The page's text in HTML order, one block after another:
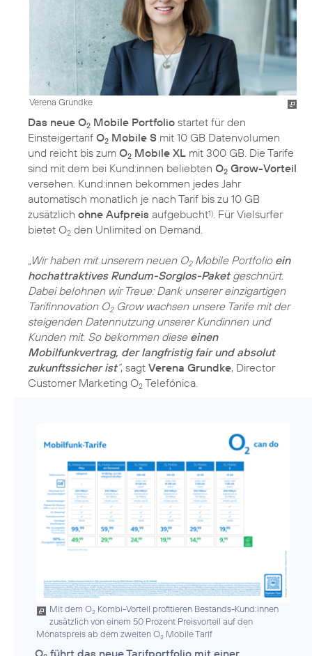
Verena Grundke
Das neue O2 Mobile Portfolio startet für den
Einsteigertarif O2 Mobile S mit 10 GB Datenvolumen
und reicht bis zum O2 Mobile XL mit 300 GB. Die Tarife
sind mit dem bei Kund:innen beliebten O2 Grow-Vorteil
versehen. Kund:innen bekommen jedes Jahr
automatisch monatlich je nach Tarif bis zu 10 GB
zusätzlich ohne Aufpreis aufgebucht1) . Für Vielsurfer
bietet O2 den Unlimited on Demand.
„Wir haben mit unserem neuen O2Mobile Portfolio ein
hochattraktives Rundum-Sorglos-Paketgeschnürt.
Dabei belohnen wir Treue: Dank unserer einzigartigen
Tarifinnovation O2Grow wachsen unsere Tarife mit der
steigenden Datennutzung unserer Kundinnen und
Kunden mit. So bekommen diese einen
Mobilfunkvertrag, der langfristig fair und absolut
zukunftssicher ist“, sagt Verena Grundke, Director
Customer Marketing O2 Telefónica.
Mit dem O2 Kombi-Vorteil profitieren Bestands-Kund:innen
zusätzlich von einem 50 Prozent Preisvorteil auf den
Monatspreis ab dem zweiten O2 Mobile Tarif